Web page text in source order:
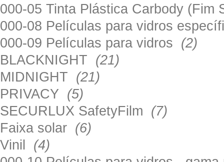
000-05 Tinta Plástica Carbody
000-08 Películas para vidros
000-09 Películas para vidros (2)
BLACKNIGHT (21)
MIDNIGHT (21)
PRIVACY (5)
SECURLUX SafetyFilm (7)
Faixa solar (6)
Vinil (4)